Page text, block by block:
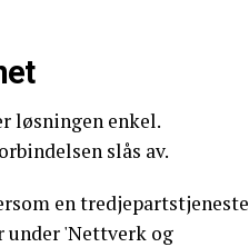
løsningen enkel.
slås av.
en tredjepartstjeneste
'Nettverk og